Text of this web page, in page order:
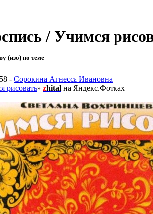
/ Учимся
(изо) по теме
- Сорокина Агнесса Ивановна
рисовать» zhital на Яндекс.Фотках